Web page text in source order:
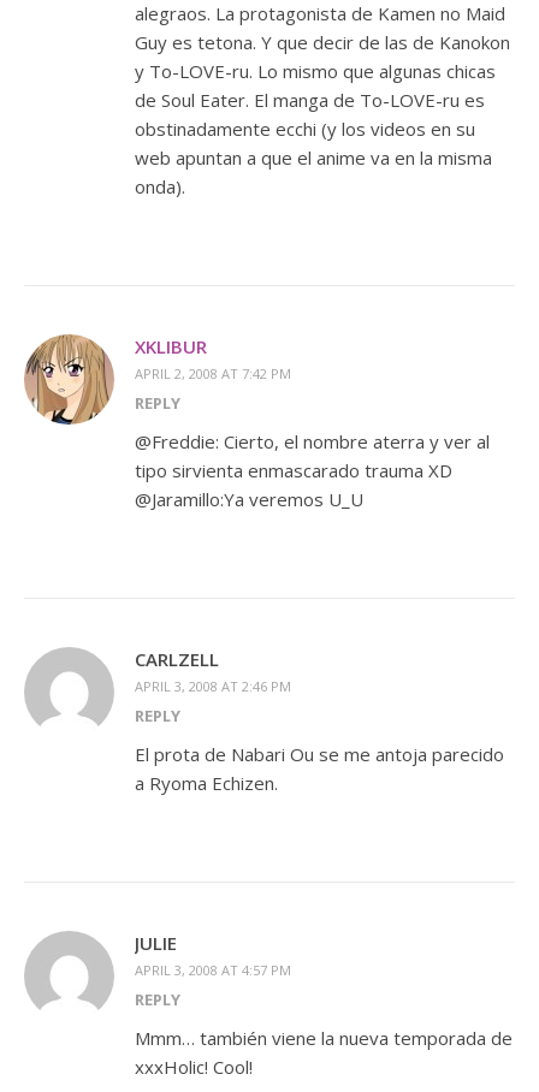
alegraos. La protagonista de Kamen no Maid
Guy es tetona. Y que decir de las de Kanokon
y To-LOVE-ru. Lo mismo que algunas chicas
de Soul Eater. El manga de To-LOVE-ru es
obstinadamente ecchi (y los videos en su
web apuntan a que el anime va en la misma
onda).
XKLIBUR
APRIL 2, 2008 AT 7:42 PM
REPLY
@Freddie: Cierto, el nombre aterra y ver al
tipo sirvienta enmascarado trauma XD
@Jaramillo:Ya veremos U_U
CARLZELL
APRIL 3, 2008 AT 2:46 PM
REPLY
El prota de Nabari Ou se me antoja parecido
a Ryoma Echizen.
JULIE
APRIL 3, 2008 AT 4:57 PM
REPLY
Mmm… también viene la nueva temporada de
xxxHolic! Cool!